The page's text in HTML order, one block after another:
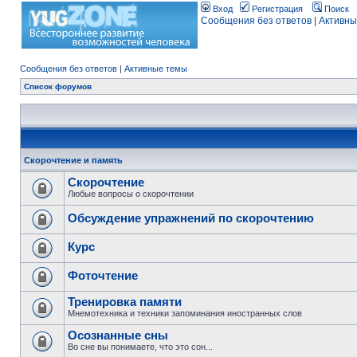
Вход Регистрация Поиск
Сообщения без ответов
Сообщения без ответов | Активные темы
Список форумов
Скорочтение и память
Скорочтение
Любые вопросы о скорочтении
Обсуждение упражнений по скорочтению
Курс
Фоточтение
Тренировка памяти
Мнемотехника и техники запоминания иностранных слов
Осознанные сны
Во сне вы понимаете, что это сон...